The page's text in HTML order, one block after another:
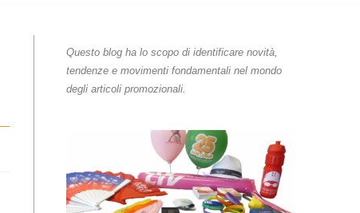
Questo blog ha lo scopo di identificare novità,
tendenze e movimenti fondamentali nel mondo
degli articoli promozionali.